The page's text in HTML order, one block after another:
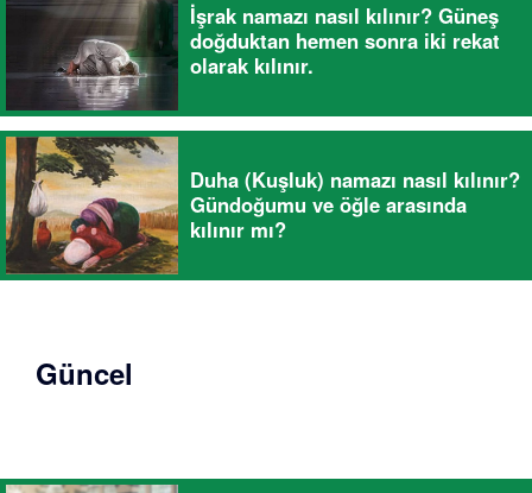
İşrak namazı nasıl kılınır? Güneş
doğduktan hemen sonra iki rekat
olarak kılınır.
Duha (Kuşluk) namazı nasıl kılınır?
Gündoğumu ve öğle arasında
kılınır mı?
Güncel